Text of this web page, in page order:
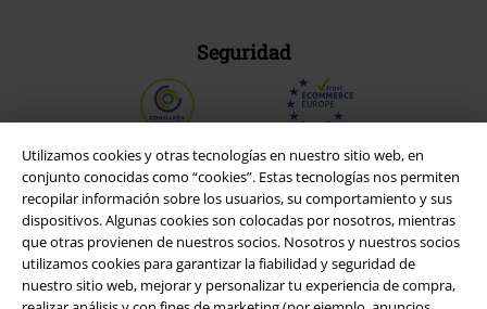
Utilizamos cookies y otras tecnologías en nuestro sitio web, en
conjunto conocidas como “cookies”. Estas tecnologías nos permiten
recopilar información sobre los usuarios, su comportamiento y sus
dispositivos. Algunas cookies son colocadas por nosotros, mientras
que otras provienen de nuestros socios. Nosotros y nuestros socios
utilizamos cookies para garantizar la fiabilidad y seguridad de
nuestro sitio web, mejorar y personalizar tu experiencia de compra,
Seguridad